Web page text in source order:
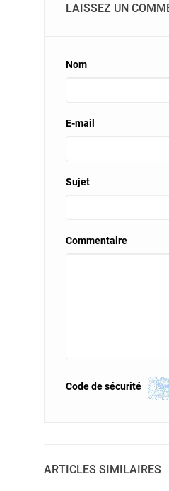
LAISSEZ UN
Nom
E-mail
Sujet
Commentaire
Code de sécurité
ARTICLES SIMILAIRES